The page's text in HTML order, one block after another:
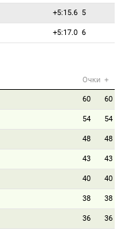
+5:15.6 5
+5:17.0 6
Очки +
60 60
54 54
48 48
43 43
40 40
38 38
36 36